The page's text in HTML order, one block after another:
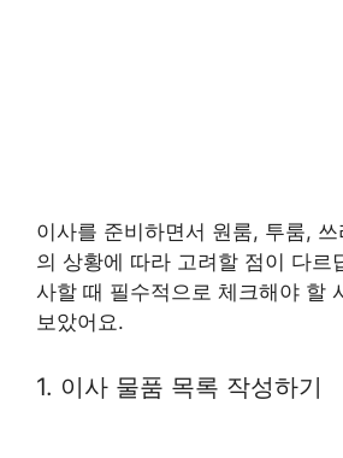
이사를 준비하면서 원룸, 투룸,
의 상황에 따라 고려할 점이 다르
사할 때 필수적으로 체크해야 할
보았어요.
1. 이사 물품 목록 작성하기